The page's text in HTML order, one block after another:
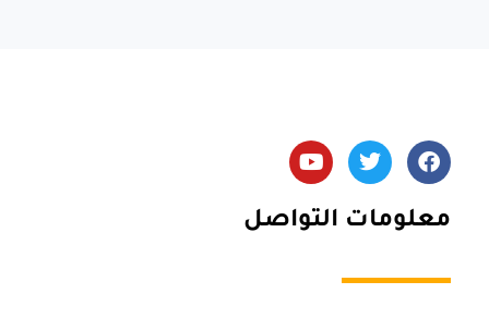
F
a
c
e
o
T
w
i
t
r
Y
o
u
t
u
معلومات التواصل